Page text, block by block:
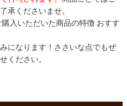
承くださいませ。
入いただいた商品の特徴 おすす
になります！ささいな点でもぜ
ください。